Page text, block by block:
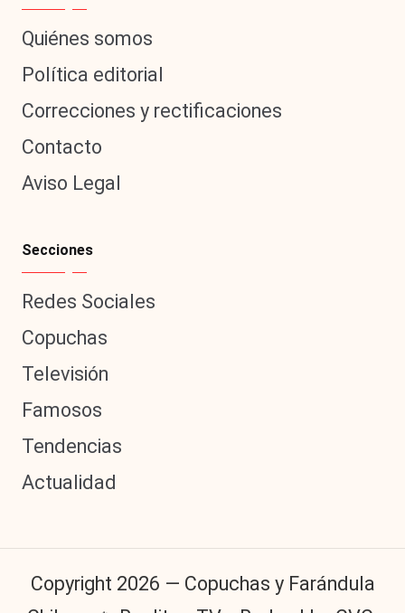
Quiénes somos
Política editorial
Correcciones y rectificaciones
Contacto
Aviso Legal
Secciones
Redes Sociales
Copuchas
Televisión
Famosos
Tendencias
Actualidad
Copyright 2026 — Copuchas y Farándula